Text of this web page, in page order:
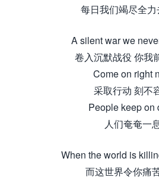
每日我们竭尽全力
A silent war we
卷入沉默战役 你我
Come on right
采取行动 刻不
People keep on
人们奄奄一
When the world is
而这世界令你痛